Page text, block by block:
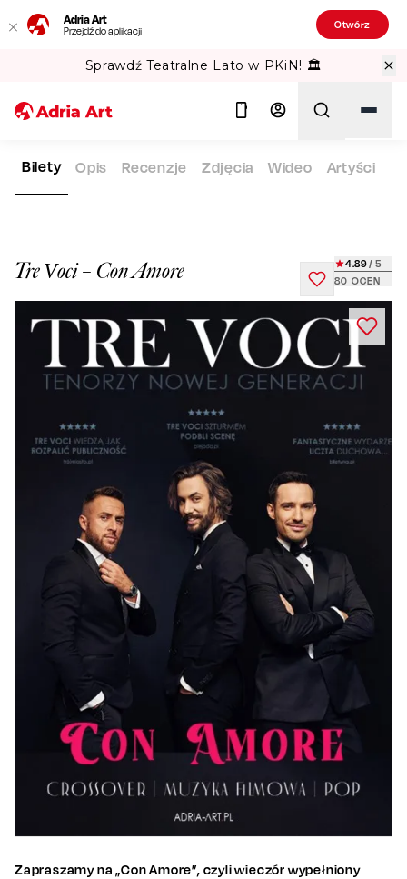
Adria Art
Przejdź do aplikacji Otwórz
Sprawdź Teatralne Lato w PKiN! 🏛️
ADRIA ART REPERTUAR TRE VOCI – CON AMORE
Tre Voci – Con Amore 80 OCEN
4.89/ 5
Bilety Opis Recenzje Zdjęcia Wideo Artyści
Zapraszamy na „Con Amore”, czyli wieczór wypełniony